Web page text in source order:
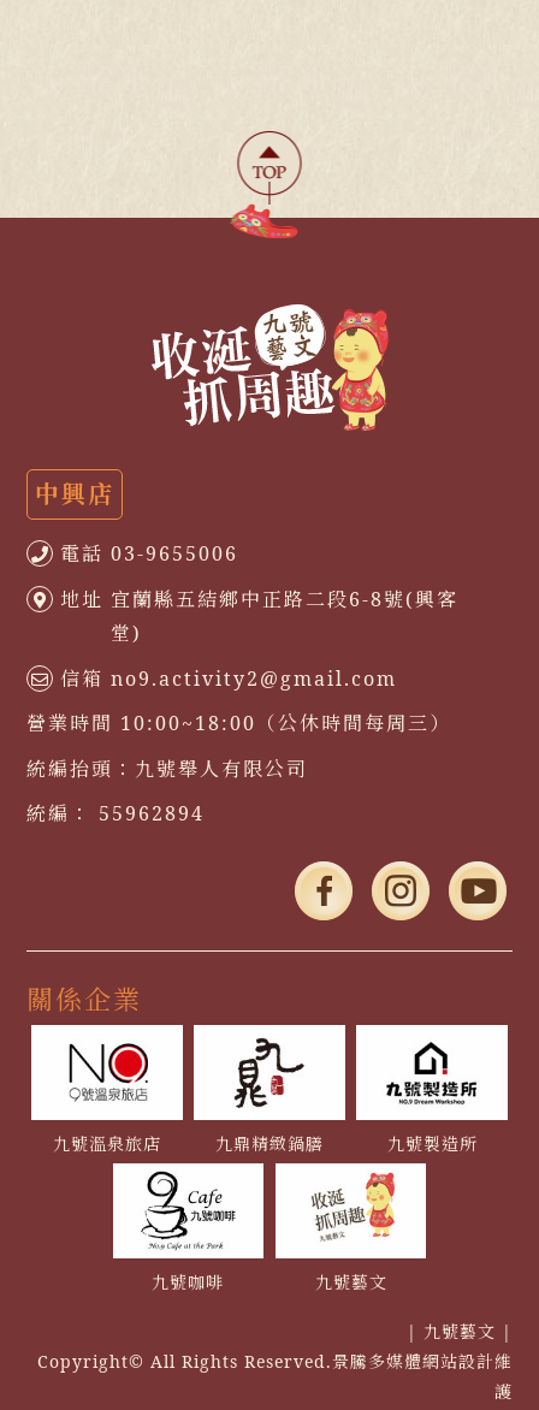
中興店
電話 03-9655006
地址 宜蘭縣五結鄉中正路二段6-8號(興客
堂)
信箱 no9.activity2@gmail.com
營業時間 10:00~18:00（公休時間每周三）
統編抬頭： 九號舉人有限公司
統編：
55962894
關係企業
九號溫泉旅店 九鼎精緻鍋膳 九號製造所
九號咖啡 九號藝文
| 九號藝文 |
Copyright© All Rights Reserved.景騰多媒體網站設計維
護